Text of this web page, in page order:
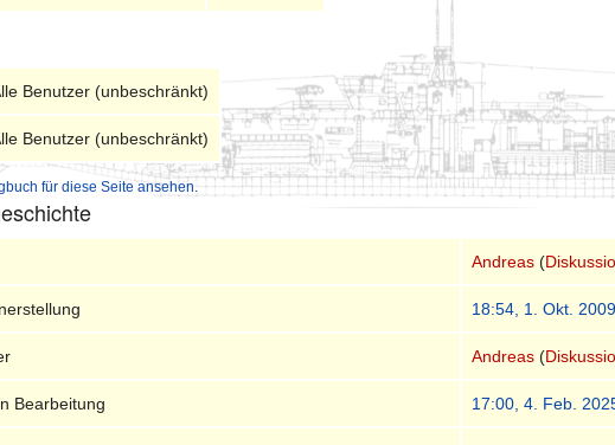
Benutzer (unbeschränkt)
Benutzer (unbeschränkt)
für diese Seite ansehen.
Andreas (
18:54, 1. Okt. 2009
Andreas (
Bearbeitung 17:00, 4. Feb.